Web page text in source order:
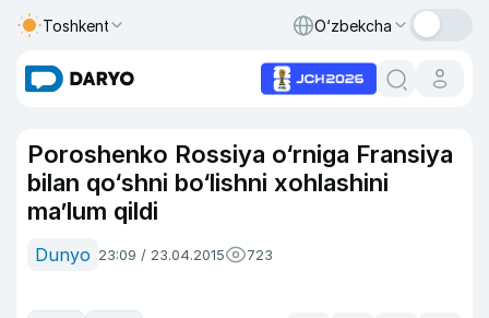
Toshkent O‘zbekcha
Poroshenko Rossiya o‘rniga Fransiya
bilan qo‘shni bo‘lishni xohlashini
ma’lum qildi
Dunyo 23:09 / 23.04.2015 723